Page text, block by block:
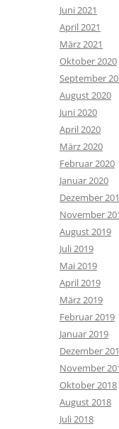
Juni 2021
April 2021
März 2021
Oktober 2020
September
August 2020
Juni 2020
April 2020
März 2020
Februar 2020
Januar 2020
Dezember
November
August 2019
Juli 2019
Mai 2019
April 2019
März 2019
Februar 2019
Januar 2019
Dezember
November
Oktober 2018
August 2018
Juli 2018